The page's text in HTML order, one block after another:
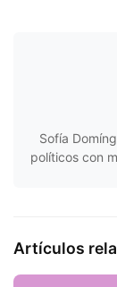
Sofía
políticos con
Artículos